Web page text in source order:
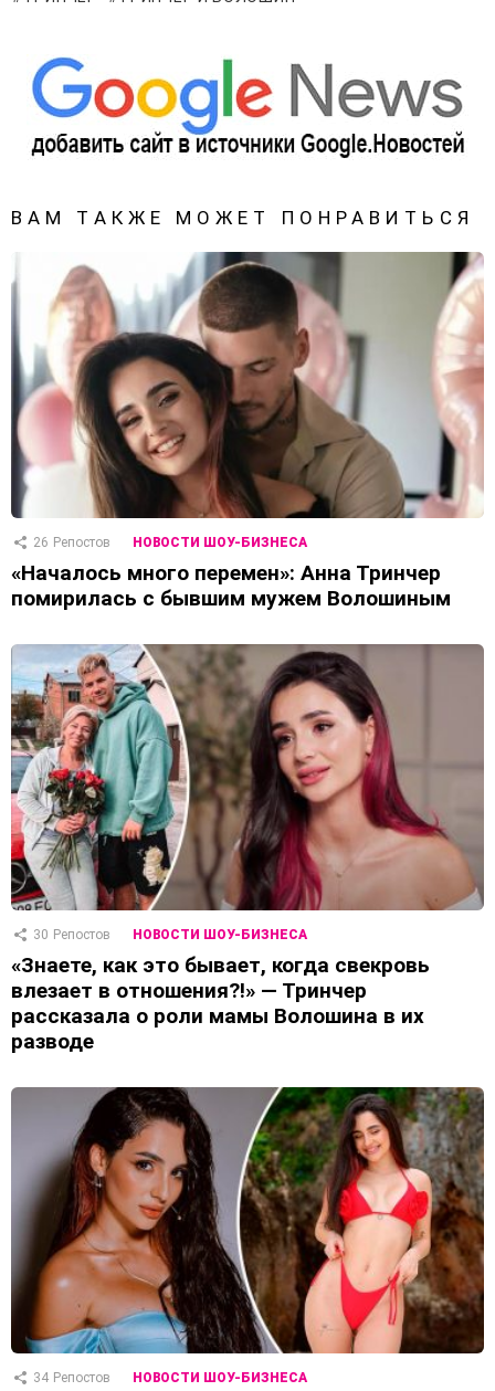
ВАМ ТАКЖЕ МОЖЕТ ПОНРАВИТЬСЯ
26 Репостов НОВОСТИ ШОУ-БИЗНЕСА
«Началось много перемен»: Анна Тринчер
помирилась с бывшим мужем Волошиным
30 Репостов НОВОСТИ ШОУ-БИЗНЕСА
«Знаете, как это бывает, когда свекровь
влезает в отношения?!» — Тринчер
рассказала о роли мамы Волошина в их
разводе
34 Репостов НОВОСТИ ШОУ-БИЗНЕСА